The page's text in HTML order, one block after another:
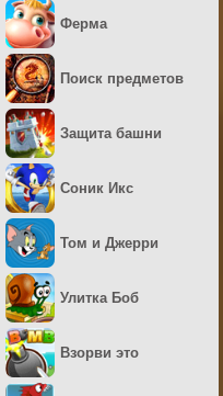
Ферма
Поиск предметов
Защита башни
Соник Икс
Том и Джерри
Улитка Боб
Взорви это